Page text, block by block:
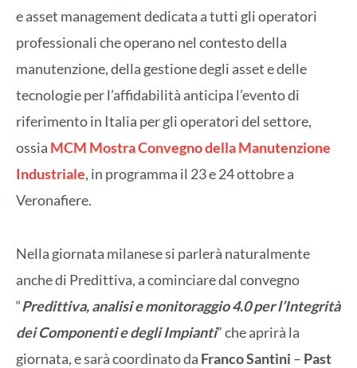
e asset management dedicata a tutti gli operatori
professionali che operano nel contesto della
manutenzione, della gestione degli asset e delle
tecnologie per l’affidabilità anticipa l’evento di
riferimento in Italia per gli operatori del settore,
ossia MCM Mostra Convegno della Manutenzione
Industriale, in programma il 23 e 24 ottobre a
Veronafiere.
Nella giornata milanese si parlerà naturalmente
anche di Predittiva, a cominciare dal convegno
“Predittiva, analisi e monitoraggio 4.0 per l’Integrità
dei Componenti e degli Impianti” che aprirà la
giornata, e sarà coordinato da Franco Santini – Past